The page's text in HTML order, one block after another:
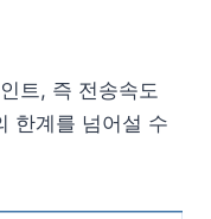
트, 즉 전송속도
한계를 넘어설 수